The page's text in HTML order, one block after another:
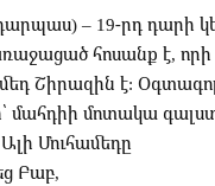
– 19-րդ դարի
հոսանք է,
Շիրազին է:
մահդիի մոտակա
Ալի Մուհամեդը
Բաբ,